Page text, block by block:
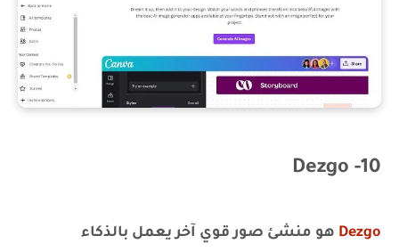
10- Dezgo
Dezgo هو منشئ صور قوي آخر يعمل بالذكاء